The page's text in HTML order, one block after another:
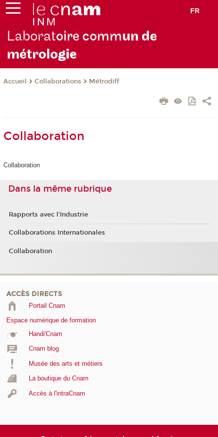
FR
Laboratoire commun de
métrologie
Accueil Collaborations Métrodiff
Collaboration
Collaboration
Dans la même rubrique
Rapports avec l'Industrie
Collaborations Internationales
Collaboration
ACCÈS DIRECTS
Portail Cnam
Espace numérique de formation
Handi'Cnam
Cnam blog
Musée des arts et métiers
La boutique du Cnam
Accès à l'intraCnam